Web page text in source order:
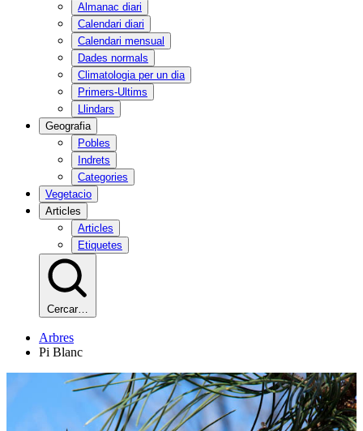
Almanac diari
Calendari diari
Calendari mensual
Dades normals
Climatologia per un dia
Primers-Ultims
Llindars
Geografia
Pobles
Indrets
Categories
Vegetacio
Articles
Articles
Etiquetes
Cercar…
Arbres
Pi Blanc